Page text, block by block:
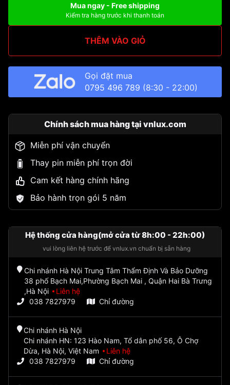
Mua ngay - Free shipping
Kiểm tra hàng trước khi thanh toán
THÊM VÀO GIỎ
Gọi đặt mua
0795 496 789 (8:30 - 22:00)
Chính sách mua hàng tại vnlux.com
Miễn phí vận chuyển
Thay pin miễn phí trọn đời
Cam kết hàng chính hãng
Bảo hành trọn gói 5 năm
Hệ thống cửa hàng(mở cửa từ 8h:00 - 22h:00)
vui lòng liên hệ trước để vnlux.vn chuẩn bị sẵn hàng
Chi nhánh Hà Nội Trung Tâm Thẩm Định Và Bảo Dưỡng
38 phố Bạch Mai,Phường Bạch Mai , Quận Hai Bà Trưng
,Hà Nội
Liên hệ
038 7827979
Chỉ đường
Chi nhánh Hà Nội
Chi nhánh HN: 123 Hào Nam, Tổ dân phố 56, Ô Chợ
Dừa, Hà Nội, Việt Nam
Liên hệ
038 7827979
Chỉ đường